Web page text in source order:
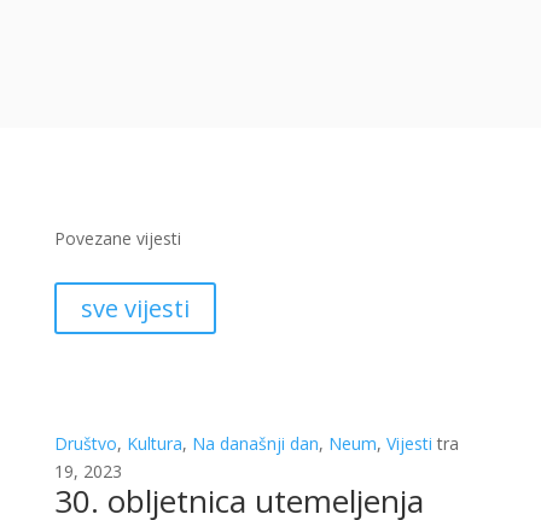
Povezane vijesti
sve vijesti
Društvo, Kultura, Na današnji dan, Neum, Vijesti tra
19, 2023
30. obljetnica utemeljenja